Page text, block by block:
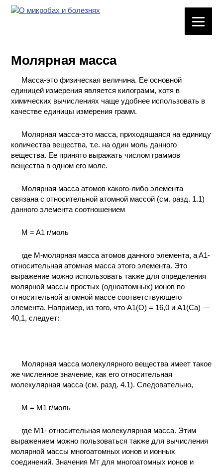
ХИМИЧЕСКАЯ
ВРЕДНЫЕ
ФАКТОРЫ
МЕТОДЫ
ПРАКТИЧЕСКОЙ
ХИМИИ
ПРОИЗВОДСТВЕ
И ХИМИЧЕСКАЯ
ТЕХНОЛОГИЯ
КОНТАКТЫ
Молярная масса
Масса-это физическая величина. Ее основной
единицей измерения является килограмм, хотя в
химических вычислениях чаще удобнее использовать в
качестве единицы измерения грамм.
Молярная масса-это масса, приходящаяся на единицу
количества вещества, т.е. на один моль данного
вещества. Ее принято выражать числом граммов
вещества в одном его моле.
Молярная масса атомов какого-либо элемента
связана с относительной атомной массой (см. разд. 1.1)
данного элемента соотношением
M = A1 г/моль
где M-молярная масса атомов данного элемента, a A1-
относительная атомная масса этого элемента. Это
выражение можно использовать также для определения
молярной массы простых (одноатомных) ионов по
относительной атомной массе соответствующего
элемента. Например, из того, что A1(O) = 16,0 и A1(Ca) —
40,1, следует:
Молярная масса молекулярного вещества имеет такое
же численное значение, как его относительная
молекулярная масса (см. разд. 4.1). Следовательно,
M = M1 г/моль
где M1- относительная молекулярная масса. Этим
выражением можно пользоваться также для вычисления
молярной массы многоатомных ионов и ионных
соединений. Значения Мт для многоатомных ионов и